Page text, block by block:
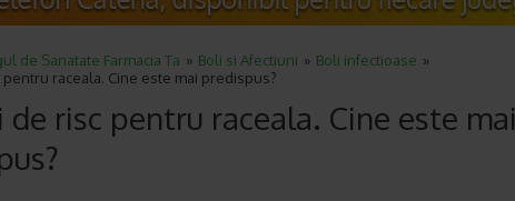
de Sanatate Farmacia Ta Boli si Afectiuni
Boli infectioase
pentru raceala. Cine este mai predispus?
de risc pentru raceala. Cine este mai